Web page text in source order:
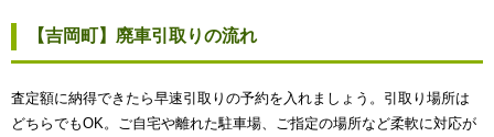
【吉岡町】廃車引取りの流れ
査定額に納得できたら早速引取りの予約を入れましょう。引取り場所は
どちらでもOK。ご自宅や離れた駐車場、ご指定の場所など柔軟に対応が